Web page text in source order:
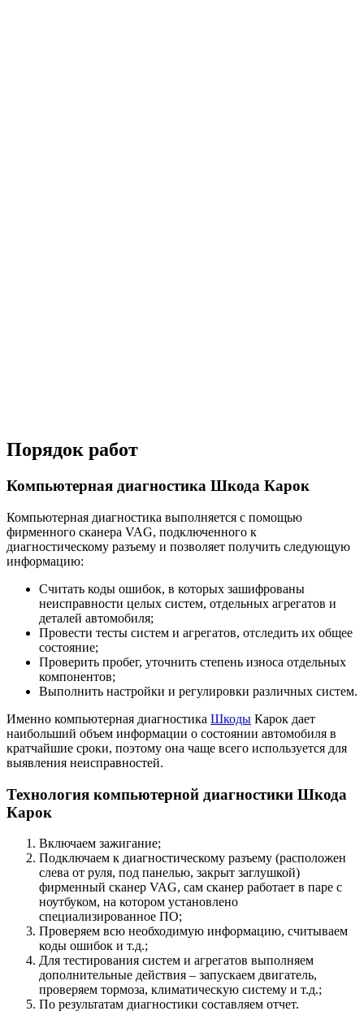
Порядок работ
Компьютерная диагностика Шкода Карок
Компьютерная диагностика выполняется с помощью
фирменного сканера VAG, подключенного к
диагностическому разъему и позволяет получить следующую
информацию:
Считать коды ошибок, в которых зашифрованы
неисправности целых систем, отдельных агрегатов и
деталей автомобиля;
Провести тесты систем и агрегатов, отследить их общее
состояние;
Проверить пробег, уточнить степень износа отдельных
компонентов;
Выполнить настройки и регулировки различных систем.
Именно компьютерная диагностика Шкоды Карок дает
наибольший объем информации о состоянии автомобиля в
кратчайшие сроки, поэтому она чаще всего используется для
выявления неисправностей.
Технология компьютерной диагностики Шкода
Карок
Включаем зажигание;
Подключаем к диагностическому разъему (расположен
слева от руля, под панелью, закрыт заглушкой)
фирменный сканер VAG, сам сканер работает в паре с
ноутбуком, на котором установлено
специализированное ПО;
Проверяем всю необходимую информацию, считываем
коды ошибок и т.д.;
Для тестирования систем и агрегатов выполняем
дополнительные действия – запускаем двигатель,
проверяем тормоза, климатическую систему и т.д.;
По результатам диагностики составляем отчет.